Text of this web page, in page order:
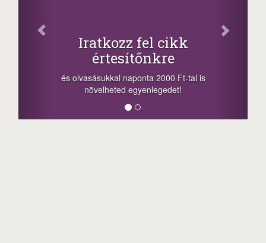
Iratkozz fel cikk
értesítőnkre
naponta 2000 Ft-tal is
növelheted egyenlegedet!